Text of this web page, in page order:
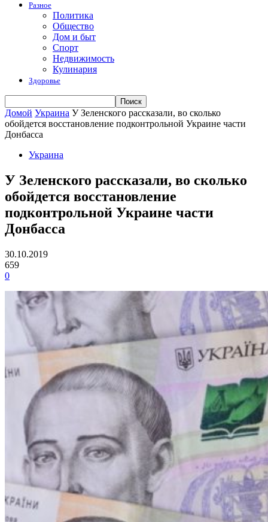
Разное
Политика
Общество
Дом и быт
Спорт
Недвижимость
Кулинария
Здоровье
Домой Украина У Зеленского рассказали, во сколько
обойдется восстановление подконтрольной Украине части
Донбасса
Украина
У Зеленского рассказали, во сколько
обойдется восстановление
подконтрольной Украине части
Донбасса
30.10.2019
659
0